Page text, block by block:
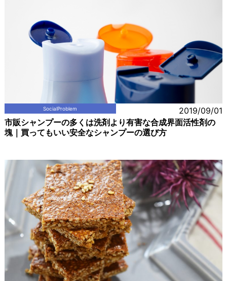
SocialProblem 2019/09/01
市販シャンプーの多くは洗剤より有害な合成界面活性剤の
塊｜買ってもいい安全なシャンプーの選び方